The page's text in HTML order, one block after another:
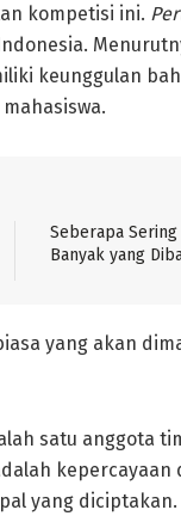
kompetisi ini.
keunggulan
Seberapa
Banyak yang
yang akan
satu anggota
kepercayaan
yang